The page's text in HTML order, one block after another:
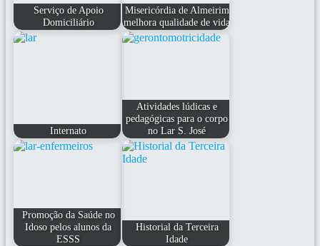
Serviço de Apoio
Domiciliário
Misericórdia de Almeirim
melhora qualidade de vida
Internato
Atividades lúdicas e
pedagógicas para o corpo
no Lar S. José
Promoção da Saúde no
Idoso pelos alunos da
ESSS
Historial da Terceira
Idade